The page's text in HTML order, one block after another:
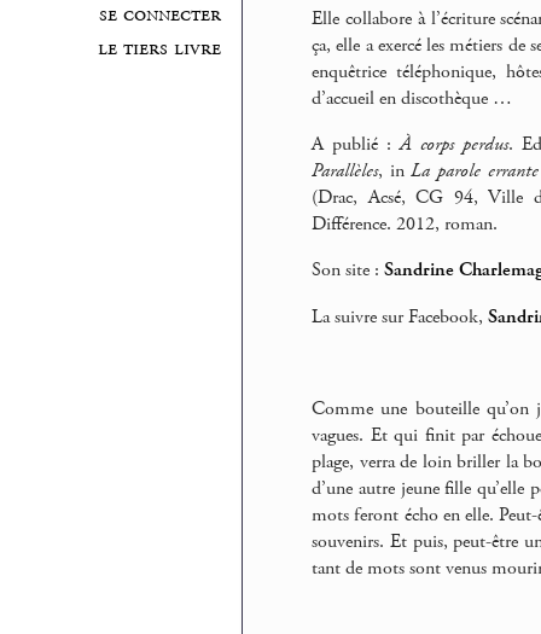
se connecter
le tiers livre
Elle collabore à l’écriture
ça, elle a exercé les métiers de
enquêtrice téléphonique,
d’accueil en discothèque …
A publié :À corps perdus.
Parallèles, inLa parole errante
(Drac, Acsé, CG 94, Ville
Différence. 2012, roman.
Son site : Sandrine
La suivre sur Facebook,
Comme une bouteille qu’on
vagues. Et qui finit par
plage, verra de loin briller la
d’une autre jeune fille qu’elle
mots feront écho en elle. Peut-
souvenirs. Et puis, peut-être
tant de mots sont venus